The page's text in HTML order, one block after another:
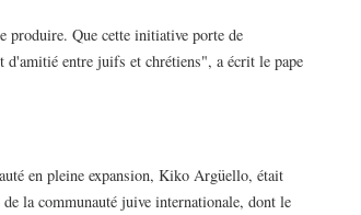
produire. Que cette initiative porte de
d'amitié entre juifs et chrétiens", a écrit le pape
en pleine expansion, Kiko Argüello, était
la communauté juive internationale, dont le